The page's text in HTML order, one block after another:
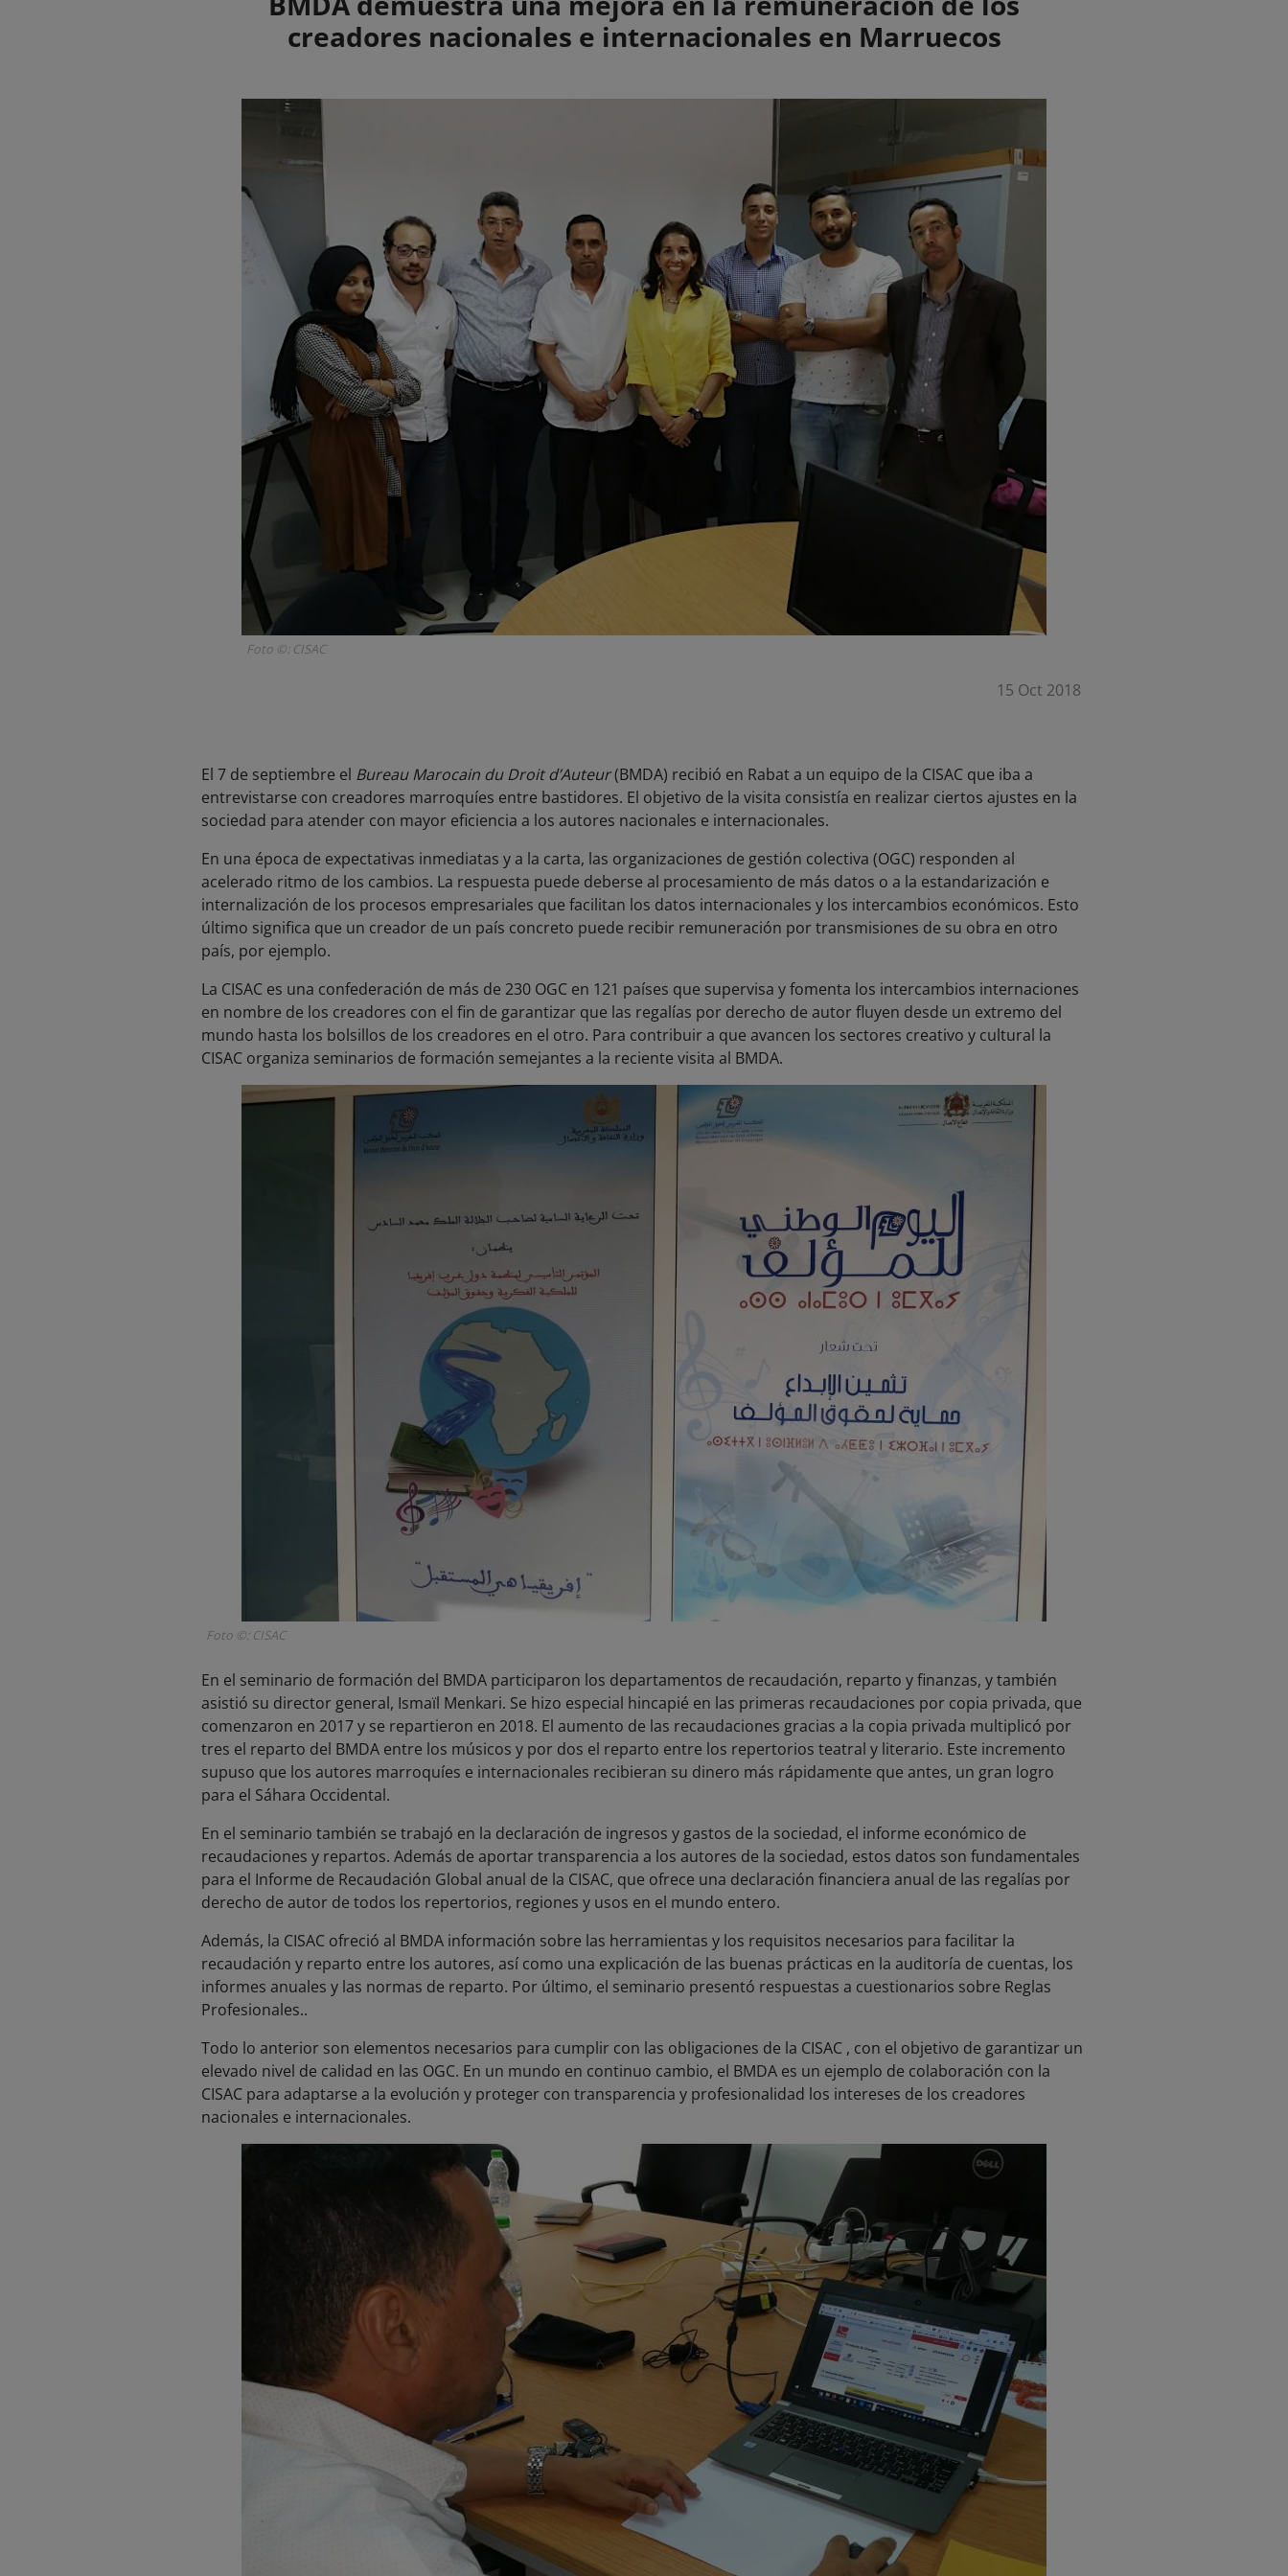
creadores nacionales e internacionales en Marruecos
Foto ©: CISAC
15 Oct 2018
El 7 de septiembre el Bureau Marocain du Droit d’Auteur (BMDA) recibió en Rabat a un equipo de la CISAC que iba a
entrevistarse con creadores marroquíes entre bastidores. El objetivo de la visita consistía en realizar ciertos ajustes en la
sociedad para atender con mayor eficiencia a los autores nacionales e internacionales.
En una época de expectativas inmediatas y a la carta, las organizaciones de gestión colectiva (OGC) responden al
acelerado ritmo de los cambios. La respuesta puede deberse al procesamiento de más datos o a la estandarización e
internalización de los procesos empresariales que facilitan los datos internacionales y los intercambios económicos. Esto
último significa que un creador de un país concreto puede recibir remuneración por transmisiones de su obra en otro
país, por ejemplo.
La CISAC es una confederación de más de 230 OGC en 121 países que supervisa y fomenta los intercambios internaciones
en nombre de los creadores con el fin de garantizar que las regalías por derecho de autor fluyen desde un extremo del
mundo hasta los bolsillos de los creadores en el otro. Para contribuir a que avancen los sectores creativo y cultural la
CISAC organiza seminarios de formación semejantes a la reciente visita al BMDA.
Foto ©: CISAC
En el seminario de formación del BMDA participaron los departamentos de recaudación, reparto y finanzas, y también
asistió su director general, Ismaïl Menkari. Se hizo especial hincapié en las primeras recaudaciones por copia privada, que
comenzaron en 2017 y se repartieron en 2018. El aumento de las recaudaciones gracias a la copia privada multiplicó por
tres el reparto del BMDA entre los músicos y por dos el reparto entre los repertorios teatral y literario. Este incremento
supuso que los autores marroquíes e internacionales recibieran su dinero más rápidamente que antes, un gran logro
para el Sáhara Occidental.
En el seminario también se trabajó en la declaración de ingresos y gastos de la sociedad, el informe económico de
recaudaciones y repartos. Además de aportar transparencia a los autores de la sociedad, estos datos son fundamentales
para el Informe de Recaudación Global anual de la CISAC, que ofrece una declaración financiera anual de las regalías por
derecho de autor de todos los repertorios, regiones y usos en el mundo entero.
Además, la CISAC ofreció al BMDA información sobre las herramientas y los requisitos necesarios para facilitar la
recaudación y reparto entre los autores, así como una explicación de las buenas prácticas en la auditoría de cuentas, los
informes anuales y las normas de reparto. Por último, el seminario presentó respuestas a cuestionarios sobre Reglas
Profesionales..
Todo lo anterior son elementos necesarios para cumplir con las obligaciones de la CISAC , con el objetivo de garantizar un
elevado nivel de calidad en las OGC. En un mundo en continuo cambio, el BMDA es un ejemplo de colaboración con la
CISAC para adaptarse a la evolución y proteger con transparencia y profesionalidad los intereses de los creadores
nacionales e internacionales.